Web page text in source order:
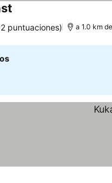
puntuaciones) a 1.0 km